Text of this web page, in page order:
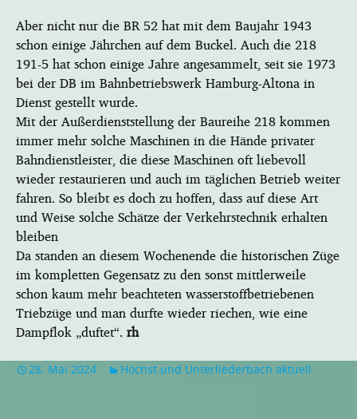
Aber nicht nur die BR 52 hat mit dem Baujahr 1943
schon einige Jährchen auf dem Buckel. Auch die 218
191-5 hat schon einige Jahre angesammelt, seit sie 1973
bei der DB im Bahnbetriebswerk Hamburg-Altona in
Dienst gestellt wurde.
Mit der Außerdienststellung der Baureihe 218 kommen
immer mehr solche Maschinen in die Hände privater
Bahndienstleister, die diese Maschinen oft liebevoll
wieder restaurieren und auch im täglichen Betrieb weiter
fahren. So bleibt es doch zu hoffen, dass auf diese Art
und Weise solche Schätze der Verkehrstechnik erhalten
bleiben
Da standen an diesem Wochenende die historischen Züge
im kompletten Gegensatz zu den sonst mittlerweile
schon kaum mehr beachteten wasserstoffbetriebenen
Triebzüge und man durfte wieder riechen, wie eine
Dampflok „duftet“. rh
28. Mai 2024 Höchst und Unterliederbach aktuell